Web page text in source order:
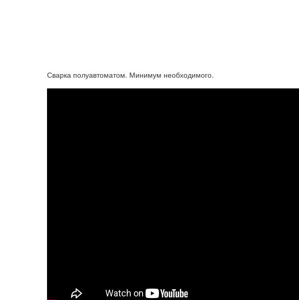
Сварка полуавтоматом. Минимум необходимого.